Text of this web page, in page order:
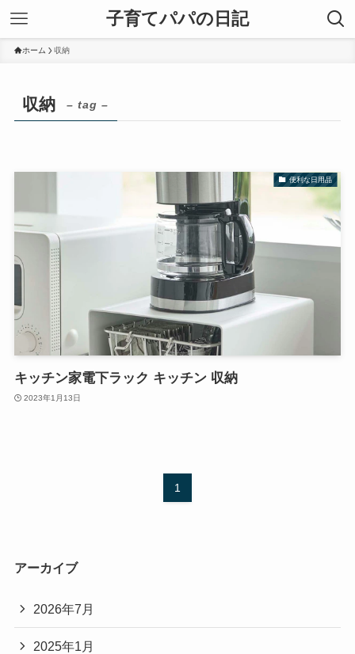
子育てパパの日記
ホーム 収納
収納 – tag –
便利な日用品
キッチン家電下ラック キッチン 収納
2023年1月13日
1
アーカイブ
2026年7月
2025年1月